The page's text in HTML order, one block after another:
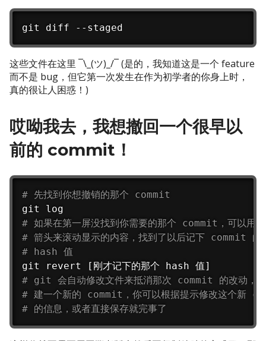
git diff --staged
这些文件在这里 ¯\_(ツ)_/¯ (是的，我知道这是一个 feature
而不是 bug，但它第一次发生在作为初学者的你身上时，
真的很让人困惑！)
哎呦我去，我想撤回一个很早以
前的 commit！
# 先找到你想撤销的那个 commit
# 如果在第一屏没找到你需要的那个 commit，可以用
# 箭头来滚动显示的内容，找到了以后记下 commit 的
# hash 值
# git 会自动修改文件来抵消那次 commit 的改动，
# 建一个新的 commit，你可以根据提示修改这个新
# 的信息，或者直接保存就完事了